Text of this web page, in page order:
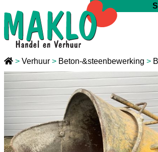
> Verhuur > Beton-&steenbewerking >